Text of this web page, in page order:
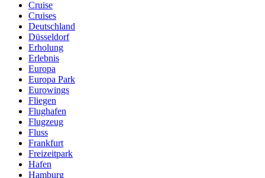
Cruise
Cruises
Deutschland
Düsseldorf
Erholung
Erlebnis
Europa
Europa Park
Eurowings
Fliegen
Flughafen
Flugzeug
Fluss
Frankfurt
Freizeitpark
Hafen
Hamburg